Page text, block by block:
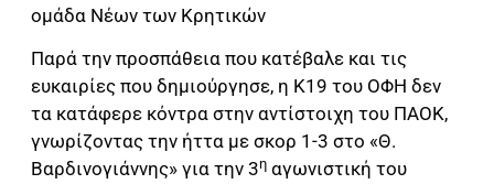
ομάδα Νέων των Κρητικών
Παρά την προσπάθεια που κατέβαλε και τις
ευκαιρίες που δημιούργησε, η Κ19 του ΟΦΗ δεν
τα κατάφερε κόντρα στην αντίστοιχη του ΠΑΟΚ,
γνωρίζοντας την ήττα με σκορ 1-3 στο «Θ.
Βαρδινογιάννης» για την 3η αγωνιστική του